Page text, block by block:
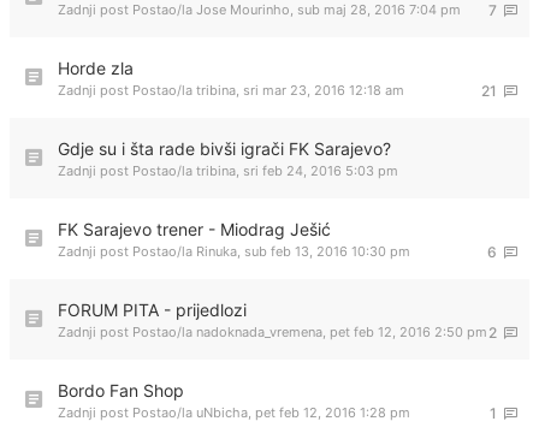
7
Zadnji post Postao/la Jose Mourinho, sub maj 28, 2016 7:04 pm
Horde zla
21
Zadnji post Postao/la tribina, sri mar 23, 2016 12:18 am
Gdje su i šta rade bivši igrači FK Sarajevo?
Zadnji post Postao/la tribina, sri feb 24, 2016 5:03 pm
FK Sarajevo trener - Miodrag Ješić
6
Zadnji post Postao/la Rinuka, sub feb 13, 2016 10:30 pm
FORUM PITA - prijedlozi
2
Zadnji post Postao/la nadoknada_vremena, pet feb 12, 2016 2:50 pm
Bordo Fan Shop
1
Zadnji post Postao/la uNbicha, pet feb 12, 2016 1:28 pm